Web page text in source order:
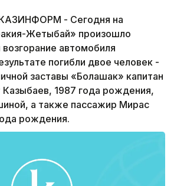
- Сегодня на
Жетыбай» произошло
автомобиля
погибли двое человек -
заставы «Болашак» капитан
1987 года рождения,
а также пассажир Мирас
рождения.